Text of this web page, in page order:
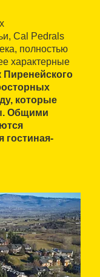
Cal Pedrals
полностью
характерные
Пиренейского
, которые
Общими
гостиная-